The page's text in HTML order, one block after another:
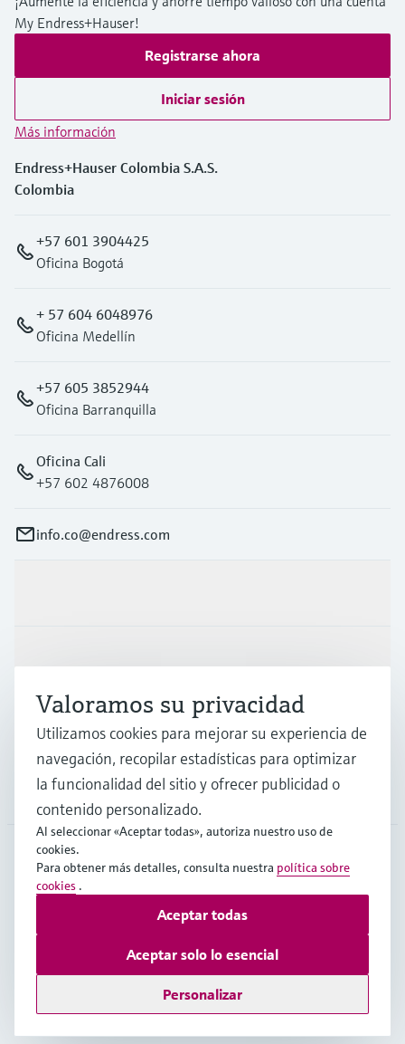
My Endress+Hauser!
Registrarse ahora
Iniciar sesión
Más información
Endress+Hauser Colombia S.A.S.
Colombia
+57 601 3904425
Oficina Bogotá
+ 57 604 6048976
Oficina Medellín
+57 605 3852944
Oficina Barranquilla
Oficina Cali
+57 602 4876008
info.co@endress.com
Soporte
Compañía
COL
Copyright © Endress+Hauser Group Services AG
Pie editorial
Términos de uso
Valoramos su privacidad
Utilizamos cookies para mejorar su experiencia de
navegación, recopilar estadísticas para optimizar
la funcionalidad del sitio y ofrecer publicidad o
contenido personalizado.
Al seleccionar «Aceptar todas», autoriza nuestro uso de
cookies.
Para obtener más detalles, consulta nuestra política sobre
cookies .
Personalizar
Aceptar solo lo esencial
Aceptar todas